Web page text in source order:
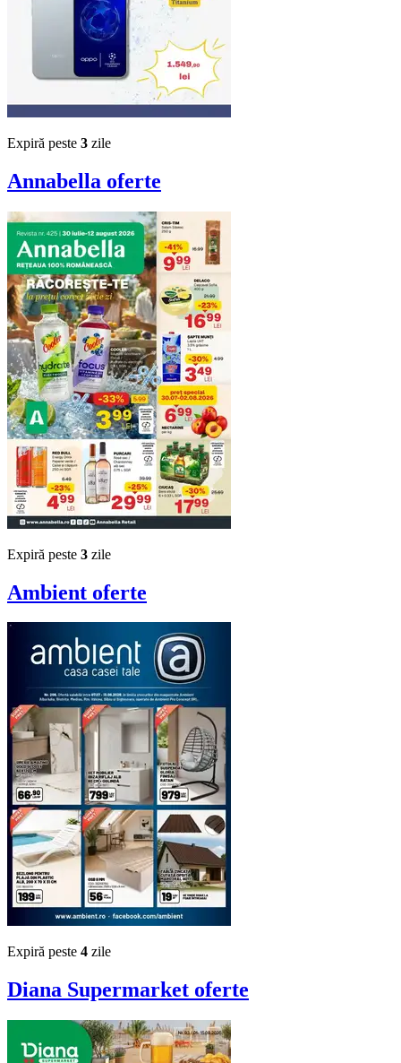
Expiră peste 3 zile
Annabella oferte
Expiră peste 3 zile
Ambient oferte
Expiră peste 4 zile
Diana Supermarket oferte